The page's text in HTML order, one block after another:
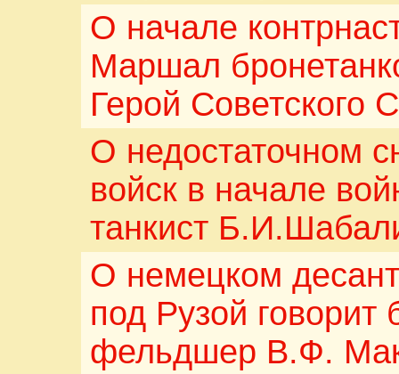
О начале
Маршал
Герой Советского
О недостаточном
войск в начале
танкист
О немецком
под Рузой
фельдшер В.Ф.